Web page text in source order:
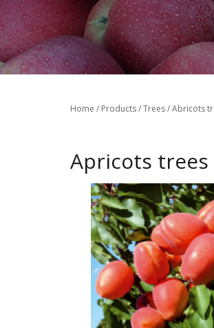
You are here
Home / Products/Trees/Abricots
Apricots trees